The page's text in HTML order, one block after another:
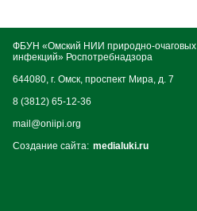
ФБУН «Омский НИИ природно-очаговых
инфекций» Роспотребнадзора
644080, г. Омск, проспект Мира, д. 7
8 (3812) 65-12-36
mail@oniipi.org
Создание сайта: medialuki.ru